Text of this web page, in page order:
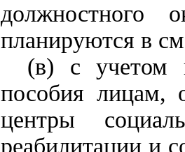
должностного
планируются в
(в) с учетом
пособия лицам,
центры
реабилитации и